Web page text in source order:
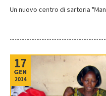
PRIVACY
BLOG
I NOSTRI PROGETTI
Un nuovo centro di sartoria
17
GEN
2014